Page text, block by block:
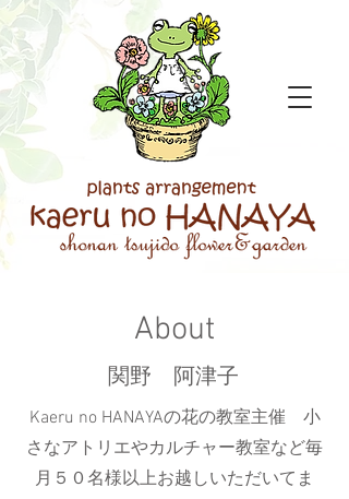
About
​関野 阿津子
Kaeru no HANAYAの花の教室主催 小
さなアトリエやカルチャー教室など毎
月５０名様以上お越しいただいてま